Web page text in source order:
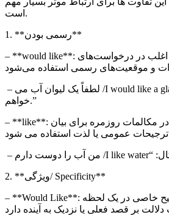
است.
1. **رسمی بودن**
– **would like**: رسمی تر و مودبانه تر. اغلب در درخواست‌های
I would like a/ لطفاً یک لیوان آب می
خواهم.”
– **like**: غیررسمی تر. معمولاً در مکالمات روزمره برای بیان
“
I like water
2. **ویژگی/ Specificity**
– **Would Like**: نشان دهنده تمایل یا ترجیح خاصی در یک لحظه